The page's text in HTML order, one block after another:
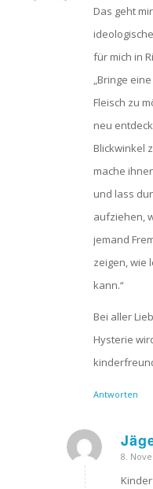
Das geht
für mich in
„Bringe
Fleisch zu
neu
Blickwinkel
mache
und lass
aufziehen,
jemand
zeigen, wie
kann.“
Bei aller
Hysterie
Antworten
8.